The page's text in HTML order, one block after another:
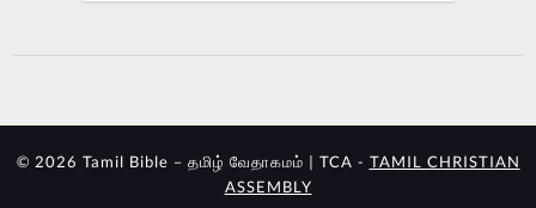
© 2026 Tamil Bible – தமிழ் வேதாகமம் | TCA - TAMIL CHRISTIAN
ASSEMBLY